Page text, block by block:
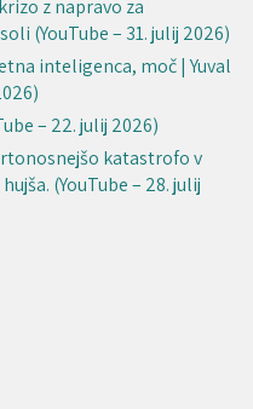
z napravo za
(YouTube – 31. julij 2026)
inteligenca, moč | Yuval
– 22. julij 2026)
katastrofo v
(YouTube – 28. julij